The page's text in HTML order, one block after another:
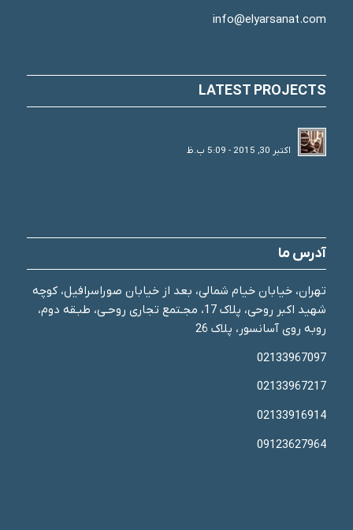
info@elyarsanat.com
LATEST PROJECTS
اکتبر 30, 2015 - 5:09 ب.ظ
آدرس ما
تهران، خیابان خیام شمالی، بعد از خیابان صوراسرافیل، کوچه
شهید اکبر روحی، پلاک 17، مجـتمع تجاری روحـی، طبـقه دوم،
روبه روی آسانسور، پلاک 26
02133967097
02133967217
02133916914
09123627964